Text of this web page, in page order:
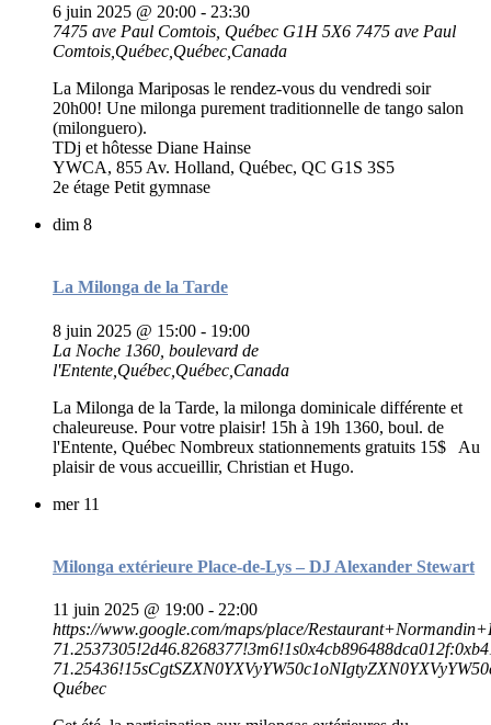
6 juin 2025 @ 20:00 - 23:30
7475 ave Paul Comtois, Québec G1H 5X6 7475 ave Paul
Comtois,Québec,Québec,Canada
La Milonga Mariposas le rendez-vous du vendredi soir
20h00! Une milonga purement traditionnelle de tango salon
(milonguero).
TDj et hôtesse Diane Hainse
YWCA, 855 Av. Holland, Québec, QC G1S 3S5
2e étage Petit gymnase
dim 8
La Milonga de la Tarde
8 juin 2025 @ 15:00 - 19:00
La Noche 1360, boulevard de
l'Entente,Québec,Québec,Canada
La Milonga de la Tarde, la milonga dominicale différente et
chaleureuse. Pour votre plaisir! 15h à 19h 1360, boul. de
l'Entente, Québec Nombreux stationnements gratuits 15$ Au
plaisir de vous accueillir, Christian et Hugo.
mer 11
Milonga extérieure Place-de-Lys – DJ Alexander Stewart
11 juin 2025 @ 19:00 - 22:00
https://www.google.com/maps/place/
Québec